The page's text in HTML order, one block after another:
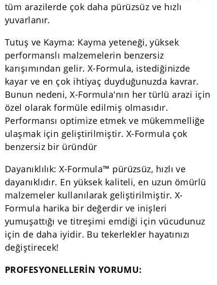
tüm arazilerde çok daha pürüzsüz ve hızlı
yuvarlanır.
Tutuş ve Kayma: Kayma yeteneği, yüksek
performanslı malzemelerin benzersiz
karışımından gelir. X-Formula, istediğinizde
kayar ve en çok ihtiyaç duyduğunuzda kavrar.
Bunun nedeni, X-Formula'nın her türlü arazi için
özel olarak formüle edilmiş olmasıdır.
Performansı optimize etmek ve mükemmelliğe
ulaşmak için geliştirilmiştir. X-Formula çok
benzersiz bir üründür
Dayanıklılık: X-Formula™ pürüzsüz, hızlı ve
dayanıklıdır. En yüksek kaliteli, en uzun ömürlü
malzemeler kullanılarak geliştirilmiştir. X-
Formula harika bir değerdir ve inişleri
yumuşattığı ve titreşimi emdiği için vücudunuz
için de daha iyidir. Bu tekerlekler hayatınızı
değiştirecek!
PROFESYONELLERİN YORUMU: